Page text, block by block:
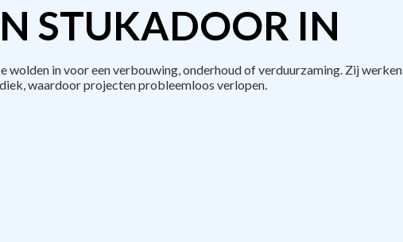
STUKADOOR IN
in voor een verbouwing, onderhoud of verduurzaming. Zij werken
waardoor projecten probleemloos verlopen.